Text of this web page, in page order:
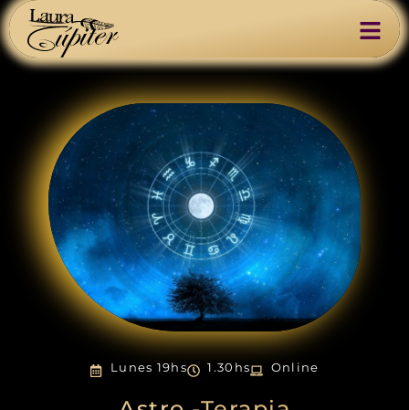
Lunes 19hs 1.30hs Online